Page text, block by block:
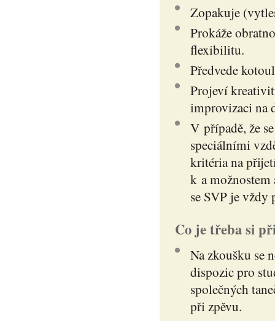
Zopakuje
Prokáže
flexibilitu.
Předvede
Projeví
improvizaci na
V případě, že
speciálními
kritéria na
k a
se SVP je
Co je třeba si
Na zkoušku se
dispozic pro
společných
při zpěvu.